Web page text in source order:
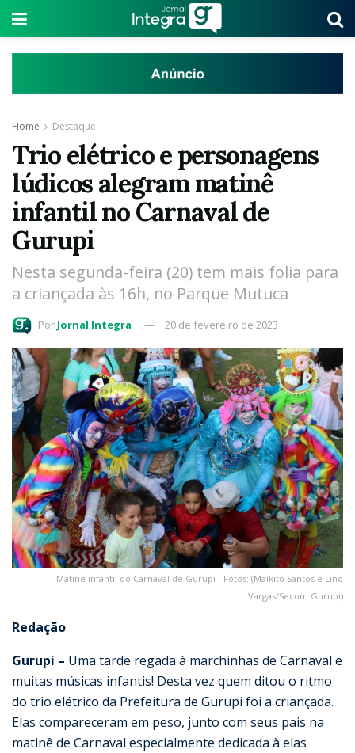
Home Destaque
Trio elétrico e personagens
lúdicos alegram matinê
infantil no Carnaval de
Gurupi
Nesta segunda-feira (20) tem mais folia para
a criançada às 16h, no Parque Mutuca
Por Jornal Integra 20 de fevereiro de 2023
Matinê infantil do Carnaval de Gurupi - Fotos: (Maikito Santos e Lino
Vargas/Secom Gurupi)
Redação
Gurupi – Uma tarde regada à marchinhas de Carnaval e
muitas músicas infantis! Desta vez quem ditou o ritmo
do trio elétrico da Prefeitura de Gurupi foi a criançada.
Elas compareceram em peso, junto com seus pais na
matinê de Carnaval especialmente dedicada à elas